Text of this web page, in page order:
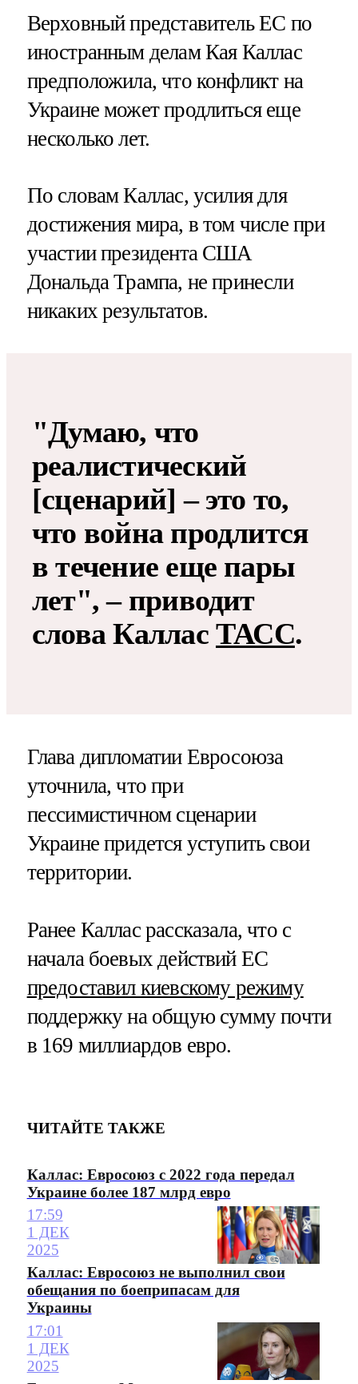
Верховный представитель ЕС по
иностранным делам Кая Каллас
предположила, что конфликт на
Украине может продлиться еще
несколько лет.
По словам Каллас, усилия для
достижения мира, в том числе при
участии президента США
Дональда Трампа, не принесли
никаких результатов.
"Думаю, что
реалистический
[сценарий] – это то,
что война продлится
в течение еще пары
лет", – приводит
слова КалласТАСС.
Глава дипломатии Евросоюза
уточнила, что при
пессимистичном сценарии
Украине придется уступить свои
территории.
Ранее Каллас рассказала, что с
начала боевых действий ЕС
предоставил киевскому режиму
поддержку на общую сумму почти
в 169 миллиардов евро.
ЧИТАЙТЕ ТАКЖЕ
Каллас: Евросоюз с 2022 года передал
Украине более 187 млрд евро
17:59
1 ДЕК
2025
Каллас: Евросоюз не выполнил свои
обещания по боеприпасам для
Украины
17:01
1 ДЕК
2025